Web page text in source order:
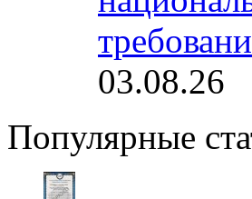
03.08.26
Популярные